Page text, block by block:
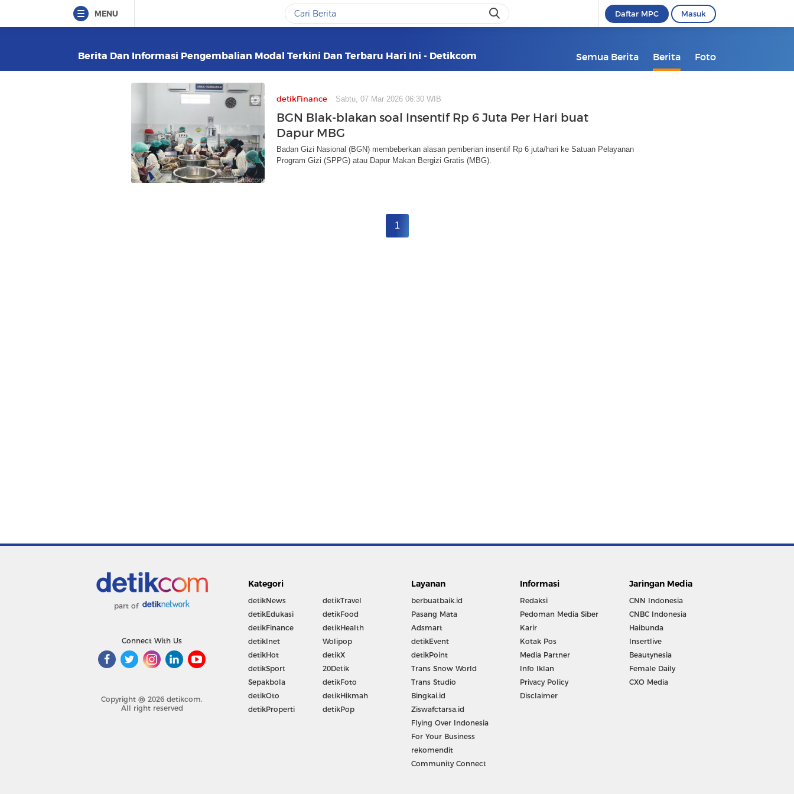
MENU Daftar MPC Masuk
Berita Dan Informasi Pengembalian Modal Terkini Dan Terbaru Hari Ini - Detikcom Semua Berita Berita Foto
detikFinance Sabtu, 07 Mar 2026 06:30 WIB
BGN Blak-blakan soal Insentif Rp 6 Juta Per Hari buat
Dapur MBG
Badan Gizi Nasional (BGN) membeberkan alasan pemberian insentif Rp 6 juta/hari ke Satuan Pelayanan
Program Gizi (SPPG) atau Dapur Makan Bergizi Gratis (MBG).
1
part of
Connect With Us
Copyright @ 2026 detikcom.
All right reserved
Kategori
detikNews
detikEdukasi
detikFinance
detikInet
detikHot
detikSport
Sepakbola
detikOto
detikProperti
detikTravel
detikFood
detikHealth
Wolipop
detikX
20Detik
detikFoto
detikHikmah
detikPop
Layanan
berbuatbaik.id
Pasang Mata
Adsmart
detikEvent
detikPoint
Trans Snow World
Trans Studio
Bingkai.id
Ziswafctarsa.id
Flying Over Indonesia
For Your Business
rekomendit
Community Connect
Informasi
Redaksi
Pedoman Media Siber
Karir
Kotak Pos
Media Partner
Info Iklan
Privacy Policy
Disclaimer
Jaringan Media
CNN Indonesia
CNBC Indonesia
Haibunda
Insertlive
Beautynesia
Female Daily
CXO Media